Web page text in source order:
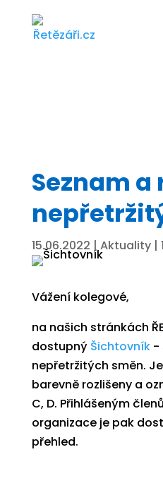
Seznam a
15.06.2022 | Aktuality|
Vážení kolegové,
na našich stránkách
dostupný Šichtovník-
nepřetržitých směn.
barevně rozlišeny a
C, D. Přihlášeným
organizace je pak
přehled.